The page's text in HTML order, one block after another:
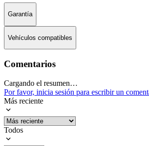
Garantía
Vehículos compatibles
Comentarios
Cargando el resumen…
Por favor, inicia sesión para escribir un
Más reciente
Todos